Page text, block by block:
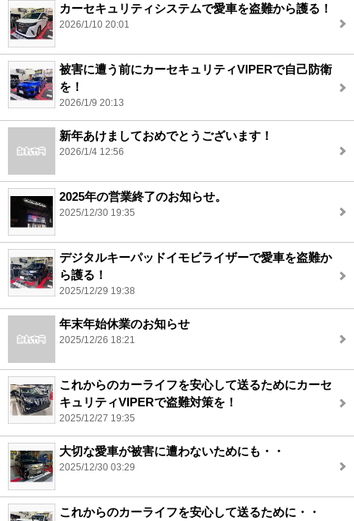
カーセキュリティシステムで愛車を盗難から護る！
2026/1/10 20:01
被害に遭う前にカーセキュリティVIPERで自己防衛
を！
2026/1/9 20:13
新年あけましておめでとうございます！
2026/1/4 12:56
2025年の営業終了のお知らせ。
2025/12/30 19:35
デジタルキーパッドイモビライザーで愛車を盗難か
ら護る！
2025/12/29 19:38
年末年始休業のお知らせ
2025/12/26 18:21
これからのカーライフを安心して送るためにカーセ
キュリティVIPERで盗難対策を！
2025/12/27 19:35
大切な愛車が被害に遭わないためにも・・
2025/12/30 03:29
これからのカーライフを安心して送るために・・